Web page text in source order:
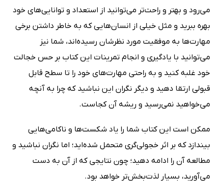
ﻣﻰ‌ﺭﻭﺩ ﻭ ﺑﻬﺘﺮ ﻭ ﺭﺍحت‌تر ﻣﻰ‌ﺗﻮﺍﻧﻴﺪ ﺍﺯ ﺍﺳﺘﻌﺪﺍﺩ ﻭ ﺗﻮﺍﻧﺎﻳﻰ‌ﻫﺎﻯ ﺧﻮﺩ
ﺑﻬﺮﻩ ﺑﺒﺮﻳﺪ ﻭ ﻣﺜﻞ ﺧﻴﻠﻰ ﺍﺯ ﺍﻧﺴﺎﻥ‌ﻫﺎﻳﻰ ﻛﻪ ﺑﻪ ﺧﺎﻃﺮ ﺩﺍﺷﺘﻦ ﺑﺮﺧﻰ
ﻣﻬﺎﺭﺕ‌ﻫﺎ ﺑﻪ ﻣﻮﻓﻘﻴﺖ ﻣﻮﺭﺩ ﻧﻈﺮﺷﺎﻥ ﺭﺳﻴﺪﻩ‌ﺍﻧﺪ، ﺷﻤﺎ ﻧﻴﺰ
ﻣﻰ‌ﺗﻮﺍﻧﻴﺪ ﺑﺎ ﻳﺎﺩﮔﻴﺮﻯ ﻭ ﺍﻧﺠﺎﻡ ﺗﻤﺮﻳﻨﺎﺕ ﺍﻳﻦ ﻛﺘﺎﺏ بر حس خجالت
خود غلبه کنید ﻭ ﺑﻪ ﺭﺍﺣﺘﻰ ﻣﻬﺎﺭﺕ‌ﻫﺎﻯ ﺧﻮﺩ ﺭﺍ ﺗﺎ ﺳﻄﺢ ﻗﺎﺑﻞ
ﻗﺒﻮﻟﻰ ﺍﺭﺗﻘﺎ ﺩﻫﻴﺪ ﻭ ﺩﻳﮕﺮ ﻧﮕﺮﺍﻥ ﺍﻳﻦ ﻧﺒﺎﺷﻴﺪ ﻛﻪ ﭼﺮﺍ ﺑﻪ ﺁﻧﭽﻪ
ﻣﻰ‌ﺧﻮﺍهید ﻧﻤﻰ‌رسید ﻭ ﺭﻳﺸﻪ ﺁﻥ ﻛﺠﺎﺳﺖ.
ممکن است این کتاب شما را یاد شکست‌ها و ناکامی‌هایی
بیندازد که بر اثر خجولی‌گری متحمل شده‌اید؛ اما نگران نباشید و
مطالعه آن را ادامه دهید؛ چون نتایجی که از آن به دست
می‌آورید، بسیار لذت‌بخش‌تر خواهد بود.